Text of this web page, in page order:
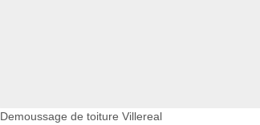
Demoussage de toiture Villereal